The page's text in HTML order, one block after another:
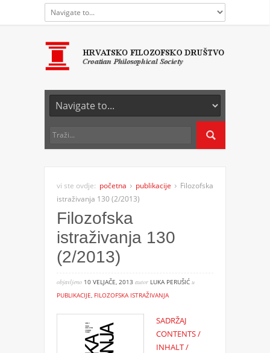
vi ste ovdje: početna publikacije
Filozofska
istraživanja 130 (2/2013)
Filozofska
istraživanja 130
(2/2013)
objavljeno10 VELJAČE, 2013 autorLUKA PERUŠIĆ u
PUBLIKACIJE, FILOZOFSKA ISTRAŽIVANJA
SADRŽAJ
CONTENTS /
INHALT /